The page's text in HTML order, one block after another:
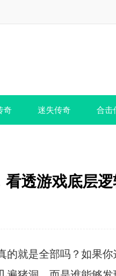
奇 迷失传奇 合击
看透游戏底层
的就是全部吗？如果